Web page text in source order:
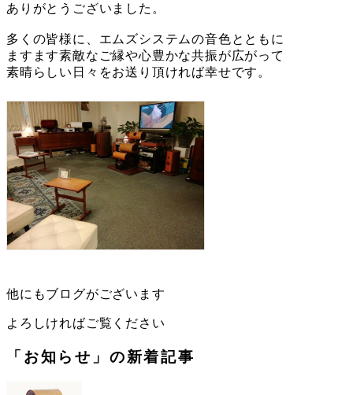
ありがとうございました。
多くの皆様に、エムズシステムの音色とともに
ますます素敵なご縁や心豊かな共振が広がって
素晴らしい日々をお送り頂ければ幸せです。
他にもブログがございます
よろしければご覧ください
「お知らせ」の新着記事